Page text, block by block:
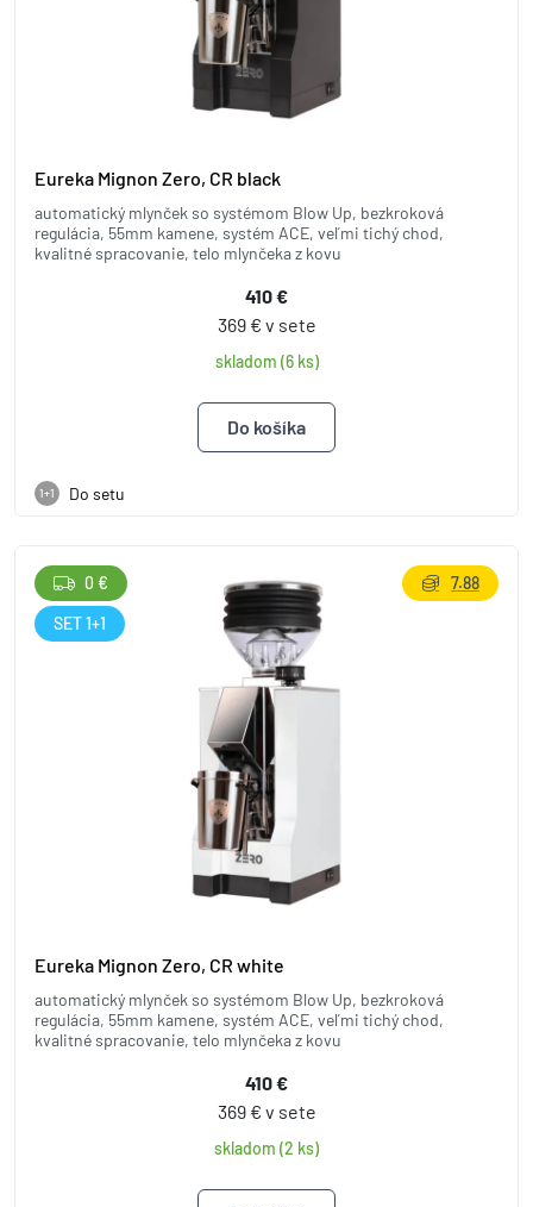
Eureka Mignon Zero, CR black
automatický mlynček so systémom Blow Up, bezkroková
regulácia, 55mm kamene, systém ACE, veľmi tichý chod,
kvalitné spracovanie, telo mlynčeka z kovu
410 €
369 € v sete
skladom (6 ks)
1+1 Do setu
Eureka Mignon Zero, CR white
automatický mlynček so systémom Blow Up, bezkroková
regulácia, 55mm kamene, systém ACE, veľmi tichý chod,
kvalitné spracovanie, telo mlynčeka z kovu
410 €
369 € v sete
skladom (2 ks)
0 €
SET 1+1
7.88